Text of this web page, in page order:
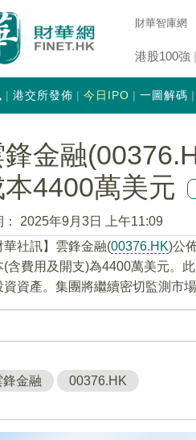
財華智庫網
港股100強
港交所發佈 今日IPO 一圖解碼
鋒金融
本4400萬美元
2025年9月3日 上午11:09
華社訊】雲鋒金融(00376.HK)公
(含費用及開支)為4400萬美元。
資資產。集團將繼續密切監測市
鋒金融 00376.HK